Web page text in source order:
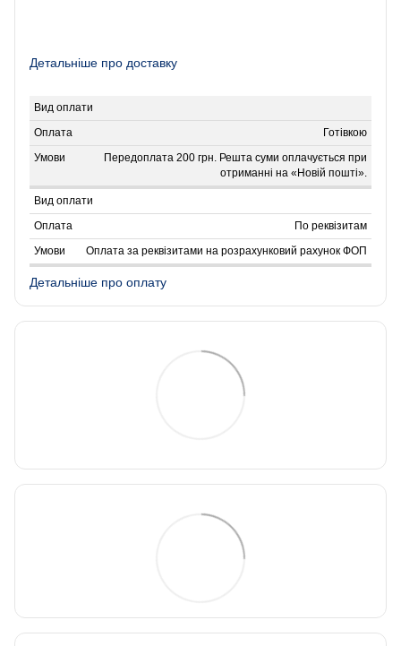
Детальніше про доставку
Готівкою
Передоплата 200 грн. Решта суми оплачується при
отриманні на «Новій пошті».
По реквізитам
Оплата за реквізитами на розрахунковий рахунок ФОП
Детальніше про оплату